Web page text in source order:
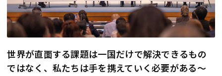
世界が直面する課題は一国だけで解決できるもの
ではなく、私たちは手を携えていく必要がある～